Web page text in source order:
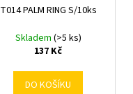
T014 PALM RING S/10ks
Skladem (>5 ks)
137 Kč
DO KOŠÍKU